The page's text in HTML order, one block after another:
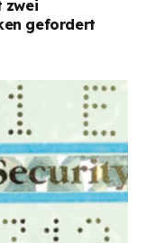
zwei
gefordert